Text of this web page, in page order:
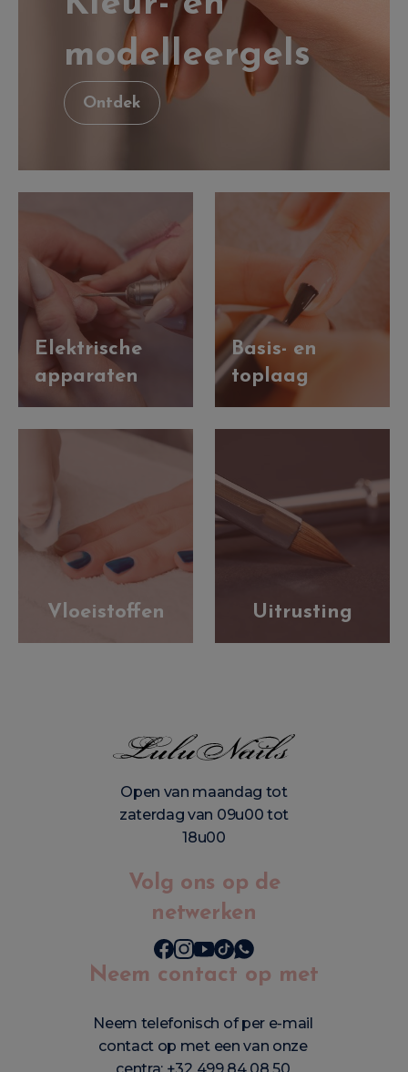
modelleergels
Ontdek
Elektrische
apparaten
Basis- en
toplaag
Vloeistoffen Uitrusting
Open van maandag tot
zaterdag van 09u00 tot
18u00
Volg ons op de
netwerken
Neem contact op met
Neem telefonisch of per e-mail
contact op met een van onze